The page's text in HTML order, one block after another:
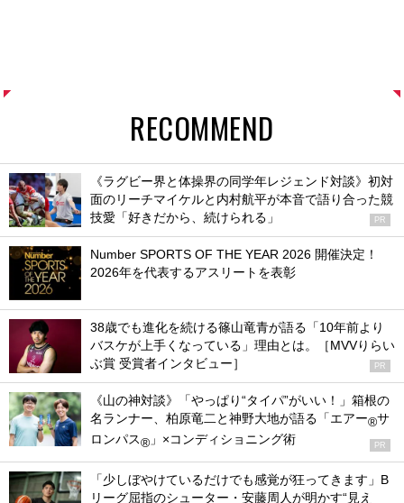
RECOMMEND
《ラグビー界と体操界の同学年レジェンド対談》初対
面のリーチマイケルと内村航平が本音で語り合った競
技愛「好きだから、続けられる」
PR
Number SPORTS OF THE YEAR 2026 開催決定！
2026年を代表するアスリートを表彰
38歳でも進化を続ける篠山竜青が語る「10年前より
バスケが上手くなっている」理由とは。［MVVりらい
ぶ賞 受賞者インタビュー］
PR
《山の神対談》「やっぱり“タイパ”がいい！」箱根の
名ランナー、柏原竜二と神野大地が語る「エアー®サ
ロンパス® 」×コンディショニング術 PR
「少しぼやけているだけでも感覚が狂ってきます」B
リーグ屈指のシューター・安藤周人が明かす“見え